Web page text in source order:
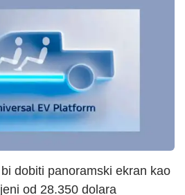
dobiti panoramski ekran kao
od 28.350 dolara